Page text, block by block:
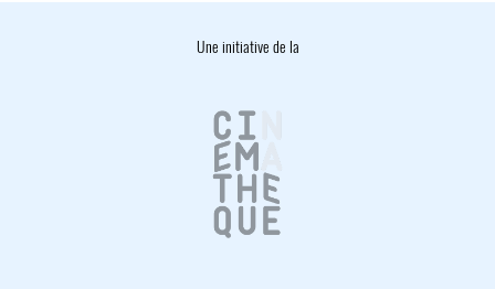
Une initiative de la